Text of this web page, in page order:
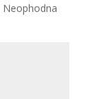
Neophodna